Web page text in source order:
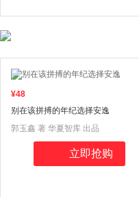
¥48
别在该拼搏的年纪选择安逸
郭玉鑫 著 华夏智库 出品
立即抢购